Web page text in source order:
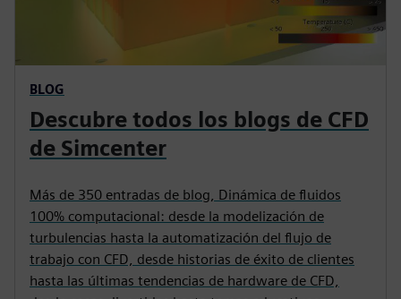
BLOG
Descubre todos los blogs de CFD
de Simcenter
Más de 350 entradas de blog, Dinámica de fluidos
100% computacional: desde la modelización de
turbulencias hasta la automatización del flujo de
trabajo con CFD, desde historias de éxito de clientes
hasta las últimas tendencias de hardware de CFD,